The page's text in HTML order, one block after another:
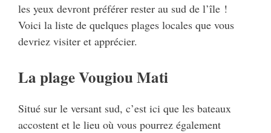
les yeux devront préférer rester au sud de l’île !
Voici la liste de quelques plages locales que vous
devriez visiter et apprécier.
La plage Vougiou Mati
Situé sur le versant sud, c’est ici que les bateaux
accostent et le lieu où vous pourrez également